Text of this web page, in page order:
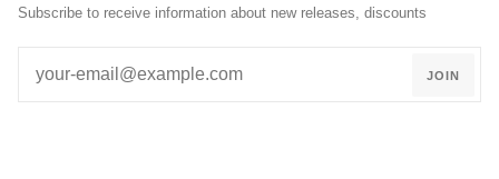
Subscribe to receive information about new releases, discounts
JOIN